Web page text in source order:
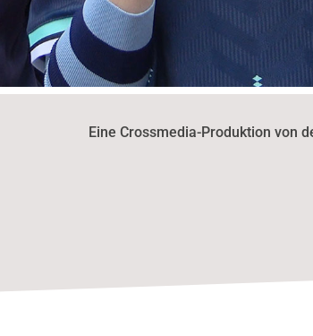
Eine Crossmedia-Produktion von